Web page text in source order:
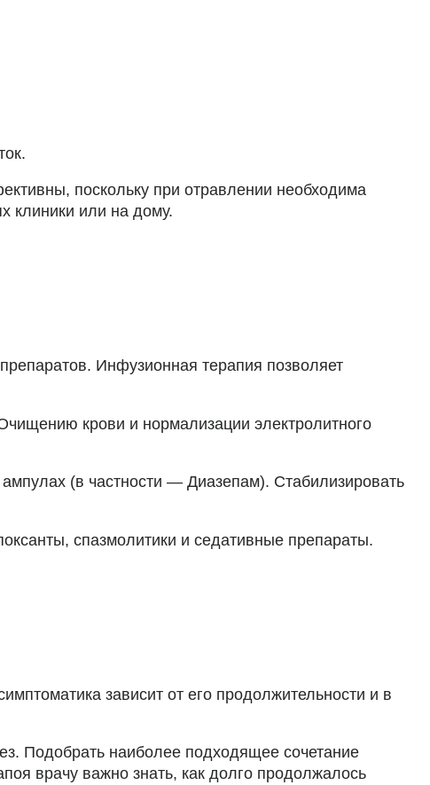
поскольку при отравлении необходима
клиники или на дому.
Инфузионная терапия позволяет
крови и нормализации электролитного
(в частности — Диазепам). Стабилизировать
спазмолитики и седативные препараты.
зависит от его продолжительности и в
Подобрать наиболее подходящее сочетание
врачу важно знать, как долго продолжалось